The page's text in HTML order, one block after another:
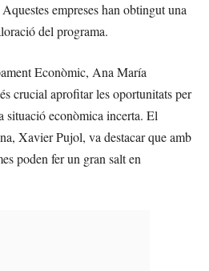
empreses han obtingut una
del programa.
Econòmic, Ana María
crucial aprofitar les oportunitats per
situació econòmica incerta. El
Xavier Pujol, va destacar que amb
poden fer un gran salt en